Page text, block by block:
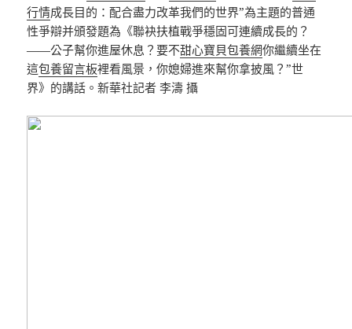
行情成長目的：配合盡力改革我們的世界”為主題的普通
性爭辯并頒發題為《聯袂扶植戰爭穩固可連續成長的？
——公子幫你進屋休息？要不甜心寶貝包養網你繼續坐在
這包養留言板裡看風景，你媳婦進來幫你拿披風？”世
界》的講話。新華社記者 李濤 攝